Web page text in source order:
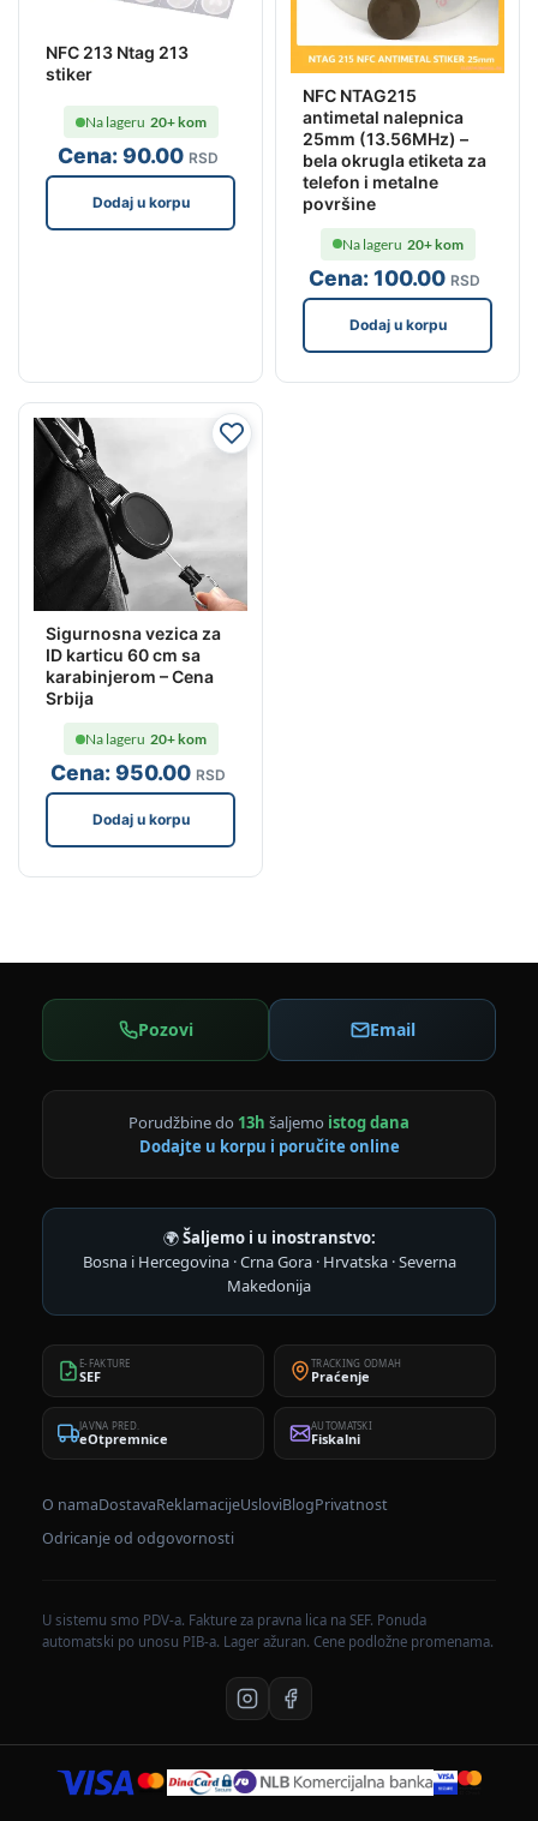
NFC 213 Ntag 213
stiker
Cena:90.00 RSD
Na lageru 20+ kom
Dodaj u korpu
NFC NTAG215
antimetal nalepnica
25mm (13.56MHz) –
bela okrugla etiketa za
telefon i metalne
površine
Cena:100.00 RSD
Na lageru 20+ kom
Dodaj u korpu
Sigurnosna vezica za
ID karticu 60 cm sa
karabinjerom – Cena
Srbija
Cena:950.00 RSD
Na lageru 20+ kom
Dodaj u korpu
Pozovi Email
Porudžbine do 13h šaljemo istog dana
Dodajte u korpu i poručite online
🌍Šaljemo i u inostranstvo:
Bosna i Hercegovina · Crna Gora · Hrvatska · Severna
Makedonija
E-FAKTURE
SEF
TRACKING ODMAH
Praćenje
JAVNA PRED.
eOtpremnice
AUTOMATSKI
Fiskalni
O namaDostavaReklamacijeUsloviBlogPrivatnost
Odricanje od odgovornosti
U sistemu smo PDV-a. Fakture za pravna lica na SEF. Ponuda
automatski po unosu PIB-a. Lager ažuran. Cene podložne promenama.